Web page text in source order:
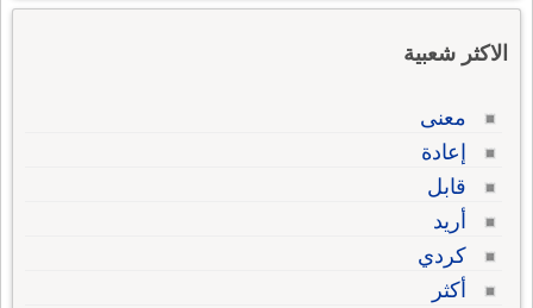
الاكثر شعبية
معنى
إعادة
قابل
أريد
كردي
أكثر